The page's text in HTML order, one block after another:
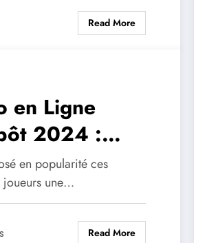
Read More
en Ligne
2024 :
les Joueurs
en popularité ces
joueurs une…
Read More